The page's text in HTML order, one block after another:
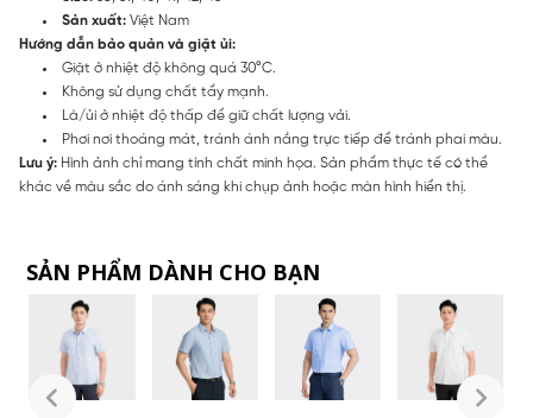
Sản xuất: Việt Nam
Hướng dẫn bảo quản và giặt ủi:
Giặt ở nhiệt độ không quá 30°C.
Không sử dụng chất tẩy mạnh.
Là/ủi ở nhiệt độ thấp để giữ chất lượng vải.
Phơi nơi thoáng mát, tránh ánh nắng trực tiếp để tránh phai màu.
Lưu ý: Hình ảnh chỉ mang tính chất minh họa. Sản phẩm thực tế có thể
khác về màu sắc do ánh sáng khi chụp ảnh hoặc màn hình hiển thị.
SẢN PHẨM DÀNH CHO BẠN